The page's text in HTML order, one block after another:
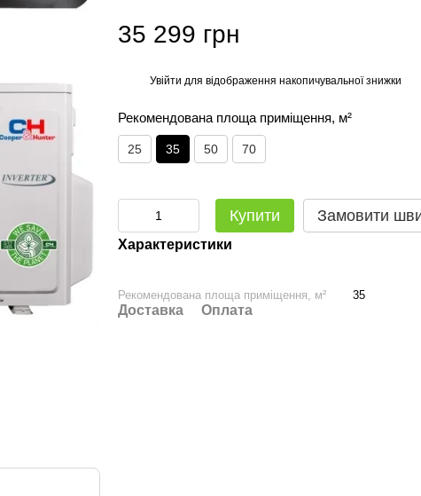
35 299 грн
Увійти для відображення накопичувальної знижки
Рекомендована площа приміщення, м²
25 35 50 70
Купити Замовити
Характеристики
Рекомендована площа приміщення, м² 35
Доставка Оплата